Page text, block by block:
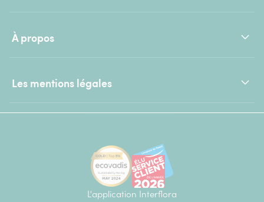
À propos
Les mentions légales
L'application Interflora